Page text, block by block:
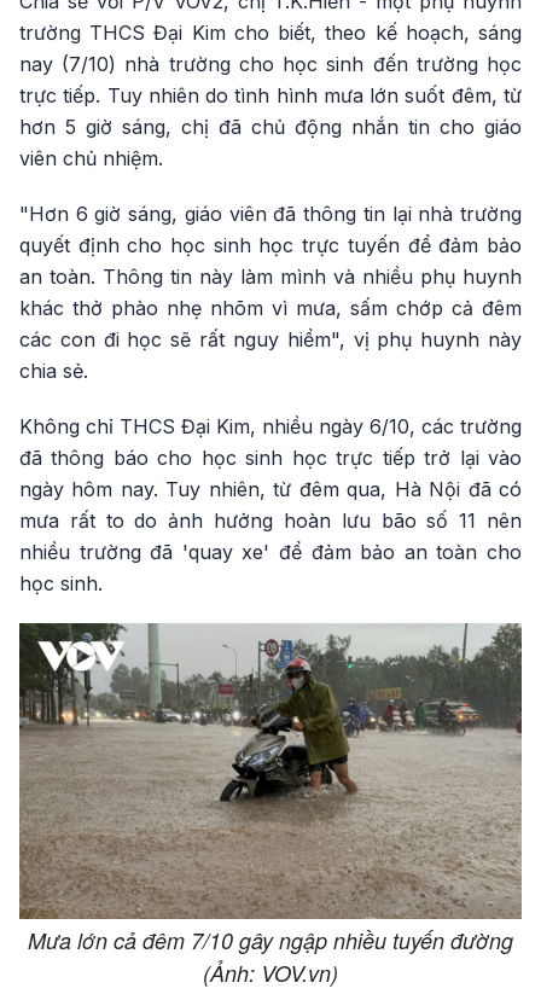
trường THCS Đại Kim cho biết, theo kế hoạch, sáng
nay (7/10) nhà trường cho học sinh đến trường học
trực tiếp. Tuy nhiên do tình hình mưa lớn suốt đêm, từ
hơn 5 giờ sáng, chị đã chủ động nhắn tin cho giáo
viên chủ nhiệm.
"Hơn 6 giờ sáng, giáo viên đã thông tin lại nhà trường
quyết định cho học sinh học trực tuyến để đảm bảo
an toàn. Thông tin này làm mình và nhiều phụ huynh
khác thở phào nhẹ nhõm vì mưa, sấm chớp cả đêm
các con đi học sẽ rất nguy hiểm", vị phụ huynh này
chia sẻ.
Không chỉ THCS Đại Kim, nhiều ngày 6/10, các trường
đã thông báo cho học sinh học trực tiếp trở lại vào
ngày hôm nay. Tuy nhiên, từ đêm qua, Hà Nội đã có
mưa rất to do ảnh hưởng hoàn lưu bão số 11 nên
nhiều trường đã 'quay xe' để đảm bảo an toàn cho
học sinh.
Mưa lớn cả đêm 7/10 gây ngập nhiều tuyến đường
(Ảnh: VOV.vn)